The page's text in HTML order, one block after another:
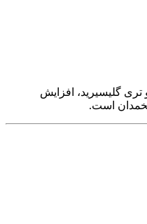
گلیسیرید، افزایش
تخمدان است.